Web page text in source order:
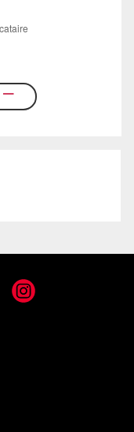
Instagram